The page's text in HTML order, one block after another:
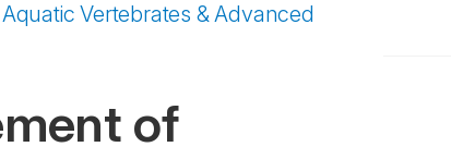
Vertebrates & Advanced
of